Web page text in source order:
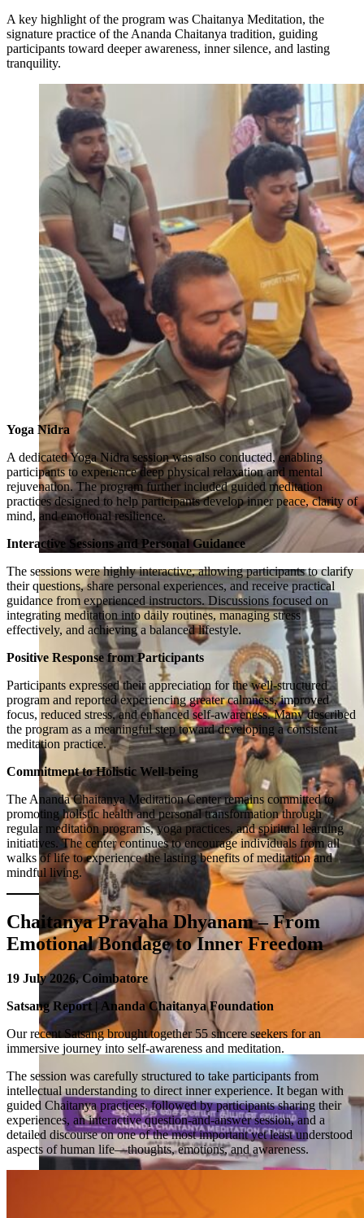
A key highlight of the program was Chaitanya Meditation, the
signature practice of the Ananda Chaitanya tradition, guiding
participants toward deeper awareness, inner silence, and lasting
tranquility.
Yoga Nidra
A dedicated Yoga Nidra session was also conducted, enabling
participants to experience deep physical relaxation and mental
rejuvenation. The program further included guided meditation
practices designed to help participants develop inner peace, clarity of
mind, and emotional resilience.
Interactive Sessions and Personal Guidance
The sessions were highly interactive, allowing participants to clarify
their questions, share personal experiences, and receive practical
guidance from experienced instructors. Discussions focused on
integrating meditation into daily routines, managing stress
effectively, and achieving a balanced lifestyle.
Positive Response from Participants
Participants expressed their appreciation for the well-structured
program and reported experiencing greater calmness, improved
focus, reduced stress, and enhanced self-awareness. Many described
the program as a meaningful step toward developing a consistent
meditation practice.
Commitment to Holistic Well-being
The Ananda Chaitanya Meditation Center remains committed to
promoting holistic health and personal transformation through
regular meditation programs, yoga practices, and spiritual learning
initiatives. The center continues to encourage individuals from all
walks of life to experience the lasting benefits of meditation and
mindful living.
Chaitanya Pravaha Dhyanam – From
Emotional Bondage to Inner Freedom
19 July 2026, Coimbatore
Satsang Report | Ananda Chaitanya Foundation
Our recent Satsang brought together 55 sincere seekers for an
immersive journey into self-awareness and meditation.
The session was carefully structured to take participants from
intellectual understanding to direct inner experience. It began with
guided Chaitanya practices, followed by participants sharing their
experiences, an interactive question-and-answer session, and a
detailed discourse on one of the most important yet least understood
aspects of human life—thoughts, emotions, and awareness.